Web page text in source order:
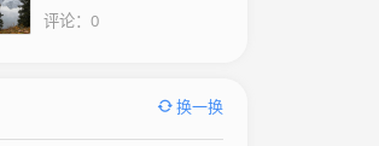
评论：0
换一换